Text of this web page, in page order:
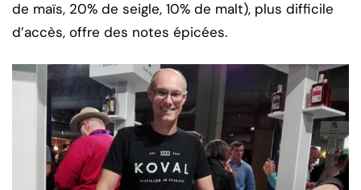
de maïs, 20% de seigle, 10% de malt), plus difficile
d’accès, offre des notes épicées.